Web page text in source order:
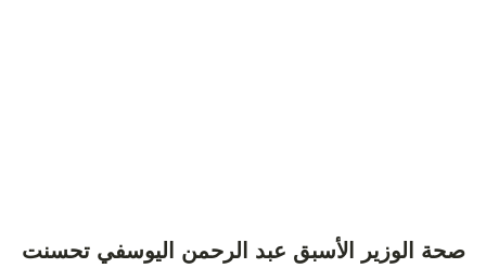
صحة الوزير الأسبق عبد الرحمن اليوسفي تحسنت